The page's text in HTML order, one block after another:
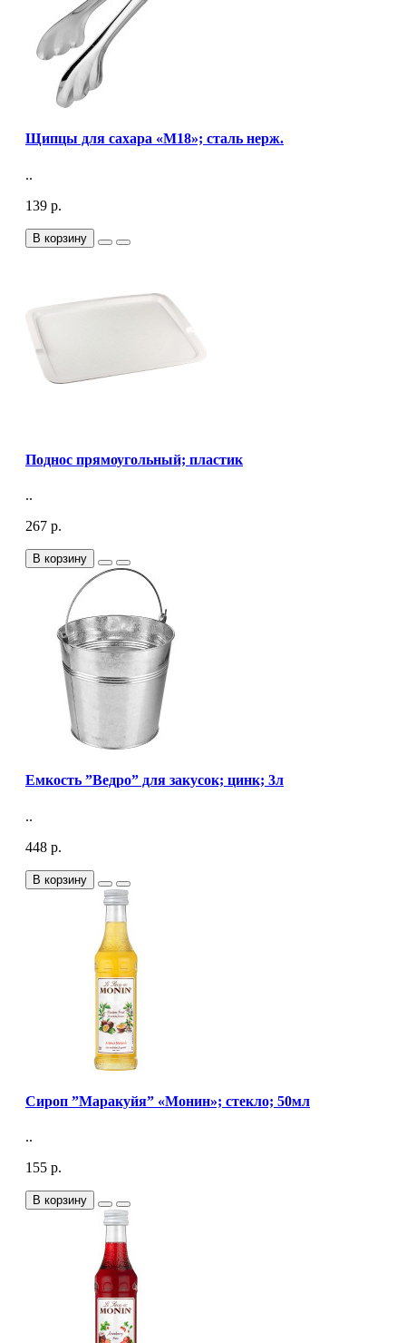
Щипцы для сахара «M18»; сталь нерж.
..
139 р.
В корзину
Поднос прямоугольный; пластик
..
267 р.
В корзину
Емкость ”Ведро” для закусок; цинк; 3л
..
448 р.
В корзину
Сироп ”Маракуйя” «Монин»; стекло; 50мл
..
155 р.
В корзину